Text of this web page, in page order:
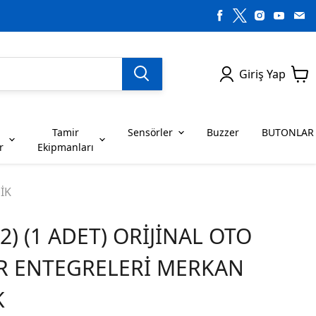
Giriş Yap
SENSÖRLER
BUZZER
SERİSİ ENTEGRELER
ENTEGRELER G SERİSİ ENTEGRELER
ENTEGRELER K SERİSİ ENTEGRELER
Dirençler
Tamir
Ekipmanları
Sensörler Buzzer BUTONLAR
(1 ADET) ORİJİNAL OTO
ENTEGRELERİ MERKAN